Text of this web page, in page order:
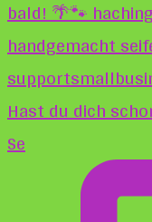
Hast du dich
Se